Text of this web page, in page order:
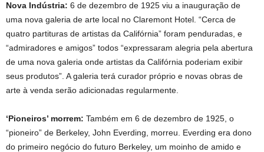
Nova Indústria: 6 de dezembro de 1925 viu a inauguração de
uma nova galeria de arte local no Claremont Hotel. “Cerca de
quatro partituras de artistas da Califórnia” foram penduradas, e
“admiradores e amigos” todos “expressaram alegria pela abertura
de uma nova galeria onde artistas da Califórnia poderiam exibir
seus produtos”. A galeria terá curador próprio e novas obras de
arte à venda serão adicionadas regularmente.
‘Pioneiros’ morrem: Também em 6 de dezembro de 1925, o
“pioneiro” de Berkeley, John Everding, morreu. Everding era dono
do primeiro negócio do futuro Berkeley, um moinho de amido e